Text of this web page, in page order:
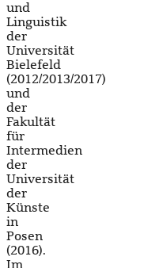
und
Linguistik
der
Universität
Bielefeld
(2012/2013/2017)
und
der
Fakultät
für
Intermedien
der
Universität
der
Künste
in
Posen
(2016).
Im